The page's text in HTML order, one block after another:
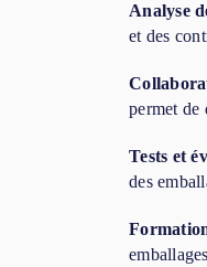
Analyse
et des
permet de
Tests et
des